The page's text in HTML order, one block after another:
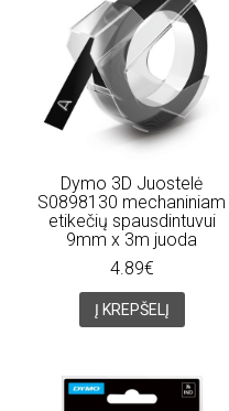
Dymo 3D Juostelė
S0898130 mechaniniam
etikečių spausdintuvui
9mm x 3m juoda
4.89€
Į KREPŠELĮ